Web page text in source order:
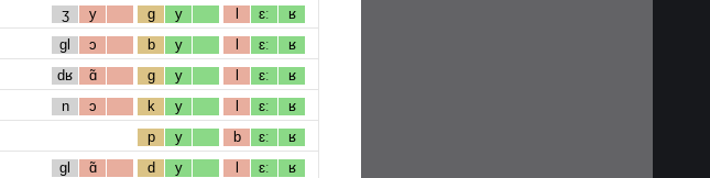
ʒ y g y l ɛː ʁ
gl ɔ b y l ɛː ʁ
dʁ ɑ̃ g y l ɛː ʁ
n ɔ k y l ɛː ʁ
p y b ɛː ʁ
gl ɑ̃ d y l ɛː ʁ